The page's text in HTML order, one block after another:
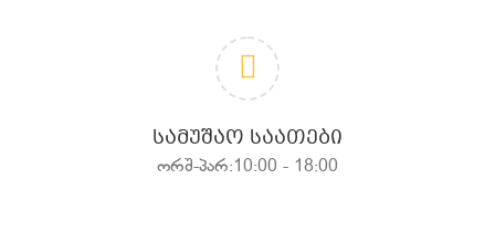
ᲡᲐᲛᲣᲨᲐᲝ ᲡᲐᲐᲗᲔᲑᲘ
ორშ-პარ:10:00 - 18:00